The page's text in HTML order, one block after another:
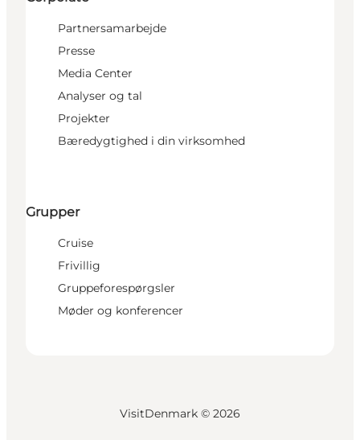
Partnersamarbejde
Presse
Media Center
Analyser og tal
Projekter
Bæredygtighed i din virksomhed
Grupper
Cruise
Frivillig
Gruppeforespørgsler
Møder og konferencer
VisitDenmark © 2026